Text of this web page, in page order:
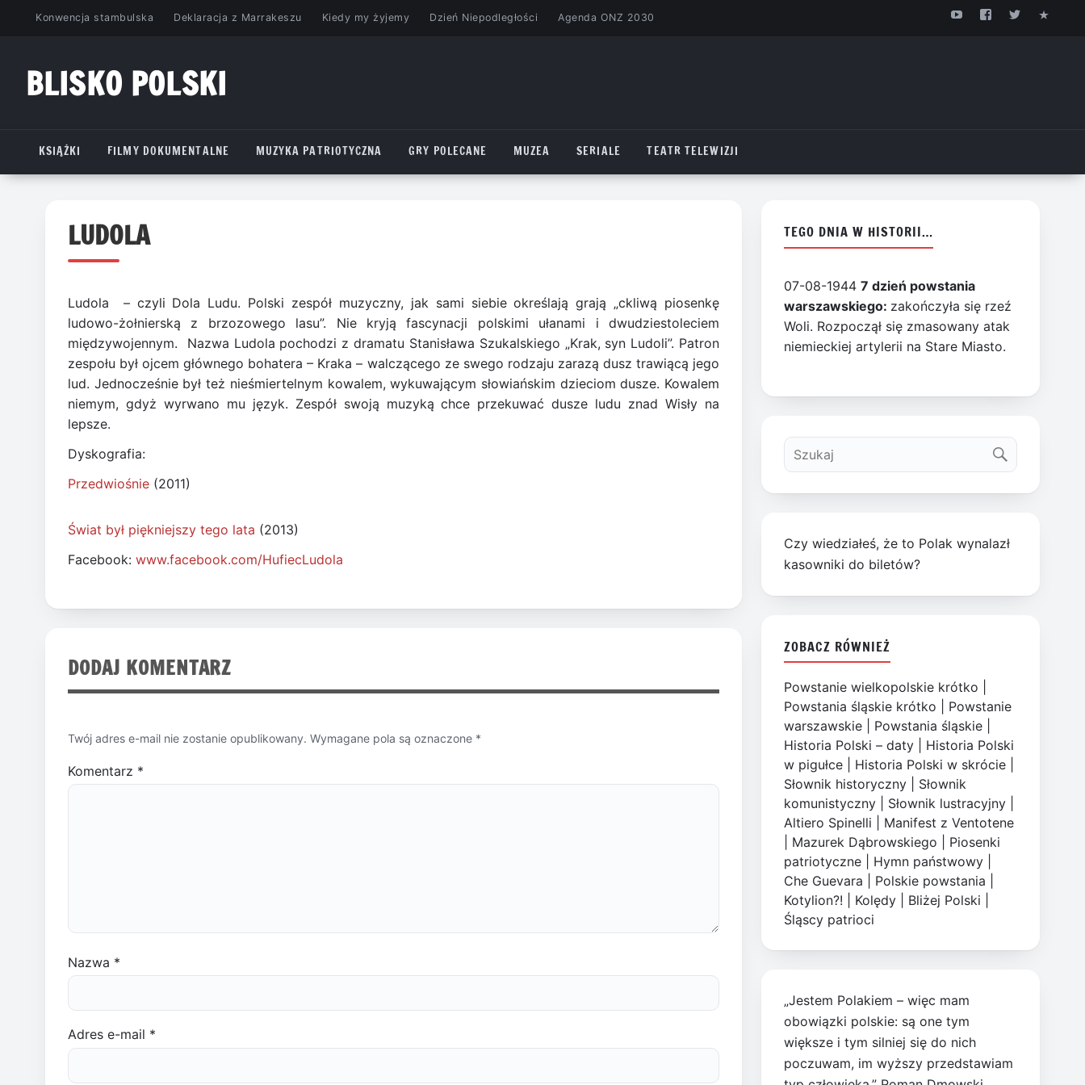
PrzejdźKonwencja stambulska Deklaracja z Marrakeszu Kiedy my żyjemy Dzień Niepodległości Agenda ONZ 2030
BLISKO POLSKI
KSIĄŻKI
FILMY DOKUMENTALNE MUZYKA PATRIOTYCZNA GRY POLECANE MUZEA SERIALE TEATR TELEWIZJI
LUDOLA
Ludola – czyli Dola Ludu. Polski zespół muzyczny, jak sami siebie określają grają „ckliwą piosenkę
ludowo-żołnierską z brzozowego lasu”. Nie kryją fascynacji polskimi ułanami i dwudziestoleciem
międzywojennym. Nazwa Ludola pochodzi z dramatu Stanisława Szukalskiego „Krak, syn Ludoli”. Patron
zespołu był ojcem głównego bohatera – Kraka – walczącego ze swego rodzaju zarazą dusz trawiącą jego
lud. Jednocześnie był też nieśmiertelnym kowalem, wykuwającym słowiańskim dzieciom dusze. Kowalem
niemym, gdyż wyrwano mu język. Zespół swoją muzyką chce przekuwać dusze ludu znad Wisły na
lepsze.
Dyskografia:
Przedwiośnie (2011)
Świat był piękniejszy tego lata (2013)
Facebook: www.facebook.com/HufiecLudola
DODAJ KOMENTARZ
Twój adres e-mail nie zostanie opublikowany. Wymagane pola są oznaczone *
Komentarz *
Nazwa *
Adres e-mail *
TEGO DNIA W HISTORII…
07-08-19447 dzień powstania
warszawskiego: zakończyła się rzeź
Woli. Rozpoczął się zmasowany atak
niemieckiej artylerii na Stare Miasto.
Czy wiedziałeś, że to Polak wynalazł
kasowniki do biletów?
ZOBACZ RÓWNIEŻ
Powstanie wielkopolskie krótko
Powstania śląskie krótko
Powstanie
warszawskie
Powstania śląskie
Historia Polski – daty
Historia Polski
w pigułce
Historia Polski w skrócie
Słownik historyczny
Słownik
komunistyczny
Słownik lustracyjny
Altiero Spinelli
Manifest z Ventotene
Mazurek Dąbrowskiego
Piosenki
patriotyczne
Hymn państwowy
Che Guevara
Polskie powstania
Kotylion?!
Kolędy Bliżej Polski
Śląscy patrioci
„Jestem Polakiem – więc mam
obowiązki polskie: są one tym
większe i tym silniej się do nich
poczuwam, im wyższy przedstawiam